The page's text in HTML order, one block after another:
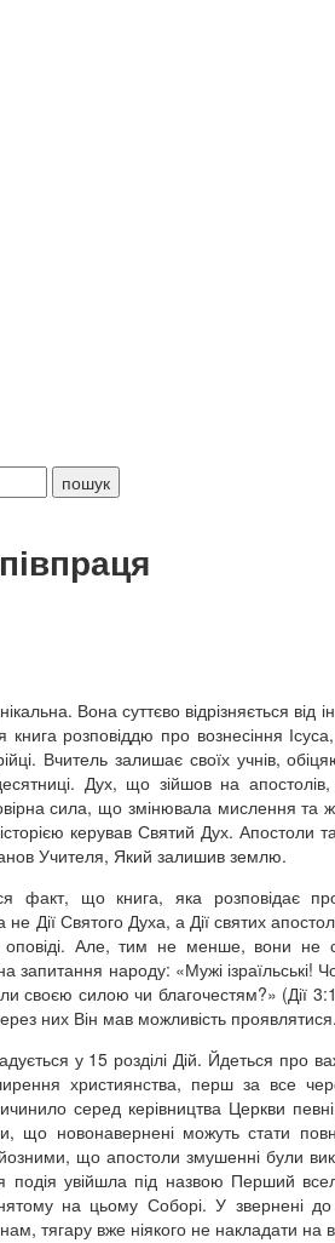
Вона суттєво відрізняється
книга розповіддю про вознесіння
Вчитель залишає своїх учнів,
Дух, що зійшов на
сила, що змінювала мислення та
керував Святий Дух.
Учителя, Який залишив землю.
факт, що книга, яка розповідає
Дії Святого Духа, а Дії святих
Але, тим не менше, вони не
запитання народу: «Мужі
своєю силою чи благочестям?» (Дії
них Він мав можливість проявлятися.
у 15 розділі Дій. Йдеться про
християнства, перш за все
серед керівництва Церкви
що новонавернені можуть стати
що апостоли змушенні були
подія увійшла під назвою Перший
на цьому Соборі. У звернені
тягару вже ніякого не накладати на